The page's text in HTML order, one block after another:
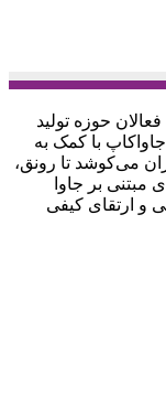
حوزه‌ تولید
با کمک به
می‌کوشد تا رونق،
بر جاوا
و ارتقای کیفی